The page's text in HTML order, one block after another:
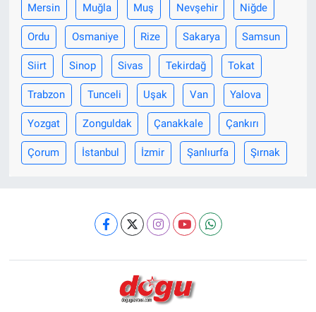
Mersin Muğla Muş Nevşehir Niğde
Ordu Osmaniye Rize Sakarya Samsun
Siirt Sinop Sivas Tekirdağ Tokat
Trabzon Tunceli Uşak Van Yalova
Yozgat Zonguldak Çanakkale Çankırı
Çorum İstanbul İzmir Şanlıurfa Şırnak